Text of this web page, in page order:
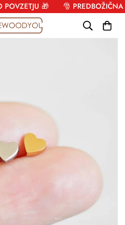
🎁 🎅 PREDBOŽIČNA